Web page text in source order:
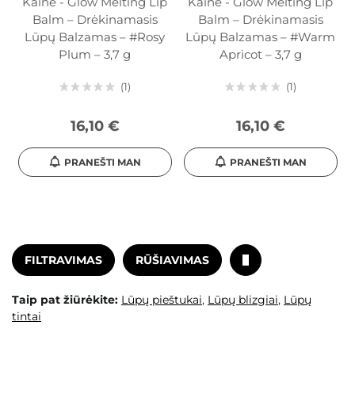
Balm – Drėkinamasis
Lūpų Balzamas – #Rosy
Plum – 3,7 g
1
16,10 €
PRANEŠTI MAN
Balm – Drėkinamasis
Lūpų Balzamas – #Warm
Apricot – 3,7 g
1
16,10 €
PRANEŠTI MAN
FILTRAVIMAS RŪŠIAVIMAS
Taip pat žiūrėkite: Lūpų pieštukai, Lūpų blizgiai, Lūpų
tintai